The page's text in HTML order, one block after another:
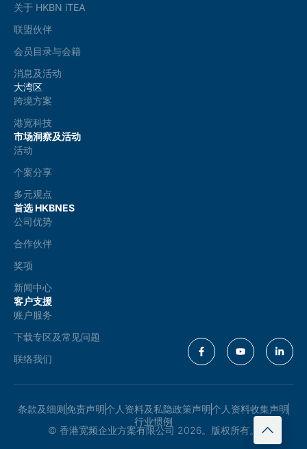
关于 HKBN iTEA
联盟伙伴
会员目录与会籍
消息及活动
大湾区
跨境方案
港宽科技
市场洞察及活动
活动
个案分享
多元观点
首选 HKBNES
公司优势
合作伙伴
奖项
新闻中心
客户支援
账户服务
下载专区及常见问题
联络我们
条款及细则免责声明个人资料及私隐政策声明个人资料收集声明
行业惯例
© 香港宽频企业方案有限公司 2026。版权所有。